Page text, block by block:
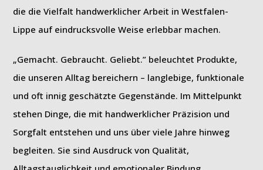
die die Vielfalt handwerklicher Arbeit in Westfalen-
Lippe auf eindrucksvolle Weise erlebbar machen.
„Gemacht. Gebraucht. Geliebt.” beleuchtet Produkte,
die unseren Alltag bereichern – langlebige, funktionale
und oft innig geschätzte Gegenstände. Im Mittelpunkt
stehen Dinge, die mit handwerklicher Präzision und
Sorgfalt entstehen und uns über viele Jahre hinweg
begleiten. Sie sind Ausdruck von Qualität,